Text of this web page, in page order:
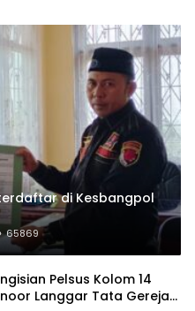
di Kesbangpol
65869
Pelsus Kolom 14
Langgar Tata Gereja